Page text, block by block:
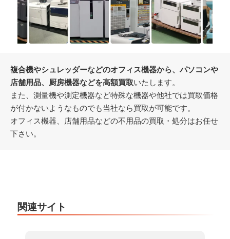
複合機やシュレッダーなどのオフィス機器から、パソコンや
店舗用品、厨房機器などを高額買取いたします。
また、測量機や測定機器など特殊な機器や他社では買取価格
が付かないようなものでも当社なら買取が可能です。
オフィス機器、店舗用品などの不用品の買取・処分はお任せ
下さい。
関連サイト